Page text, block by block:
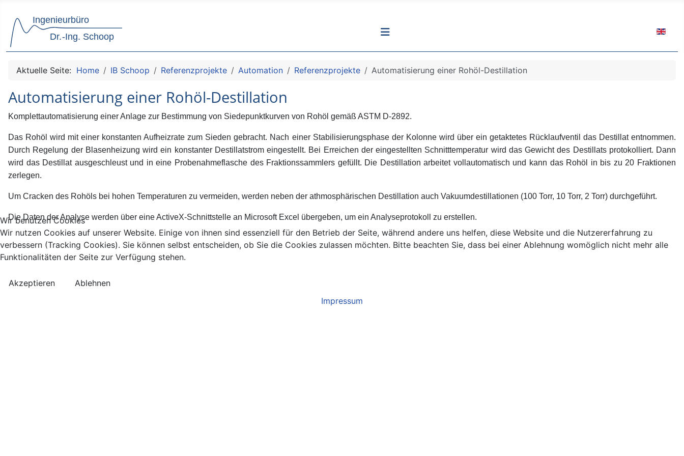
Aktuelle Seite: Home IB Schoop Referenzprojekte Automation Referenzprojekte Automatisierung einer Rohöl-Destillation
Automatisierung einer Rohöl-Destillation
Komplettautomatisierung einer Anlage zur Bestimmung von Siedepunktkurven von Rohöl gemäß ASTM D-2892.
Das Rohöl wird mit einer konstanten Aufheizrate zum Sieden gebracht. Nach einer Stabilisierungsphase der Kolonne wird über ein getaktetes Rücklaufventil das Destillat entnommen.
Durch Regelung der Blasenheizung wird ein konstanter Destillatstrom eingestellt. Bei Erreichen der eingestellten Schnitttemperatur wird das Gewicht des Destillats protokolliert. Dann
wird das Destillat ausgeschleust und in eine Probenahmeflasche des Fraktionssammlers gefüllt. Die Destillation arbeitet vollautomatisch und kann das Rohöl in bis zu 20 Fraktionen
zerlegen.
Um Cracken des Rohöls bei hohen Temperaturen zu vermeiden, werden neben der athmosphärischen Destillation auch Vakuumdestillationen (100 Torr, 10 Torr, 2 Torr) durchgeführt.
Die Daten der Analyse werden über eine ActiveX-Schnittstelle an Microsoft Excel übergeben, um ein Analyseprotokoll zu erstellen.
Wir benutzen Cookies
Wir nutzen Cookies auf unserer Website. Einige von ihnen sind essenziell für den Betrieb der Seite, während andere uns helfen, diese Website und die Nutzererfahrung zu
verbessern (Tracking Cookies). Sie können selbst entscheiden, ob Sie die Cookies zulassen möchten. Bitte beachten Sie, dass bei einer Ablehnung womöglich nicht mehr alle
Funktionalitäten der Seite zur Verfügung stehen.
Akzeptieren
Ablehnen
Impressum